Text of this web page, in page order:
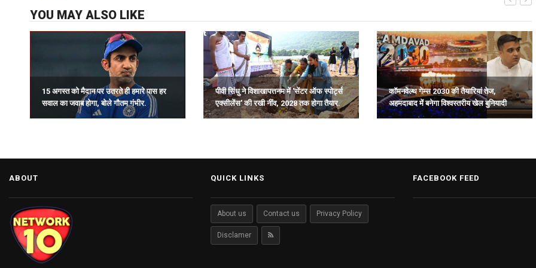
YOU MAY ALSO LIKE
15 अगस्त को मैदान पर उतरते ही हमारे पास हर
सवाल का जवाब होगा, बोले गौतम गंभीर.
पीवी सिंधु ने विशाखापत्तनम में 'सेंटर ऑफ स्पोर्ट्स
एक्सीलेंस' की रखी नींव, 2028 तक होगा तैयार.
कॉमनवेल्थ गेम्स 2030 की तैयारियां तेज,
अहमदाबाद में बनेगा विश्वस्तरीय खेल बुनियादी
ढांचा: हर्ष संघवी.
ABOUT QUICK LINKS
About us Contact us Privacy Policy
Disclamer
FACEBOOK FEED